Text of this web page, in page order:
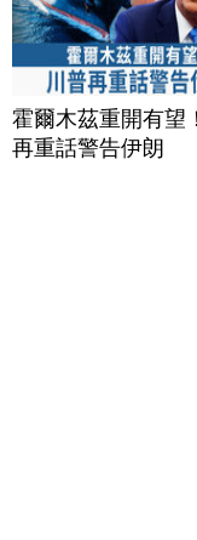
霍爾木茲重開有望
再重話警告伊朗